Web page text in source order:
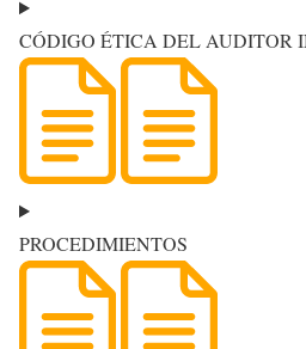
CÓDIGO ÉTICA DEL AUDITOR
PROCEDIMIENTOS